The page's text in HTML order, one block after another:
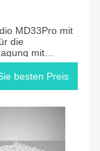
MD33Pro mit
die
mit
besten Preis